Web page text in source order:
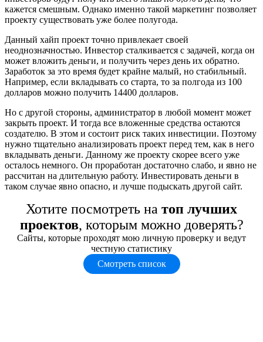
кажется смешным. Однако именно такой маркетинг позволяет
проекту существовать уже более полугода.
Данный хайп проект точно привлекает своей
неоднозначностью. Инвестор сталкивается с задачей, когда он
может вложить деньги, и получить через день их обратно.
Заработок за это время будет крайне малый, но стабильный.
Например, если вкладывать со старта, то за полгода из 100
долларов можно получить 14400 долларов.
Но с другой стороны, администратор в любой момент может
закрыть проект. И тогда все вложенные средства остаются
создателю. В этом и состоит риск таких инвестиции. Поэтому
нужно тщательно анализировать проект перед тем, как в него
вкладывать деньги. Данному же проекту скорее всего уже
осталось немного. Он проработан достаточно слабо, и явно не
рассчитан на длительную работу. Инвестировать деньги в
таком случае явно опасно, и лучше подыскать другой сайт.
Хотите посмотреть на топ лучших
проектов, которым можно доверять?
Сайты, которые проходят мою личную проверку и ведут
честную статистику
Смотреть список